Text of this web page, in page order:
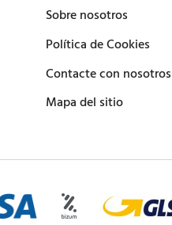
Sobre nosotros
Política de Cookies
Contacte con nosotros
Mapa del sitio